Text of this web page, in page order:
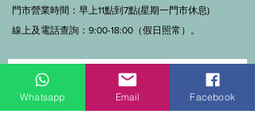
門市營業時間：早上11點到7點(星期一門市休息)
線上及電話查詢：9:00-18:00（假日照常）。
Whatsapp Email Facebook